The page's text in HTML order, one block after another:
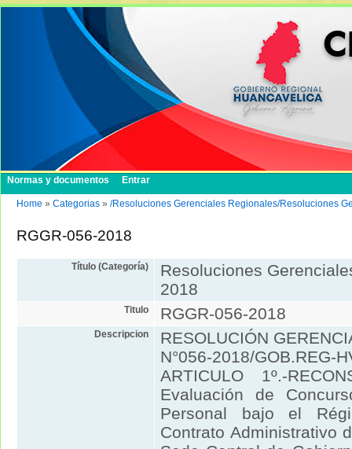
Normas y documentos Entrar
Home » Categorias » /Resoluciones Gerenciales Regionales/Resoluciones
RGGR-056-2018
Título (Categoría)
Resoluciones
2018
Titulo RGGR-056-2018
Descripcion
RESOLUCIÓN
N°056-2018/GOB.REG-
ARTICULO 1º.-
Evaluación de
Personal bajo el
Contrato Administrativo